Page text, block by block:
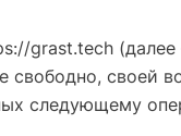
grast.tech
своей
следующему